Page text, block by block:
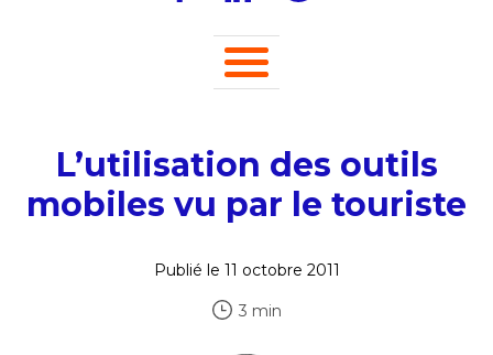
L’utilisation des outils
mobiles vu par le touriste
Publié le 11 octobre 2011
3 min